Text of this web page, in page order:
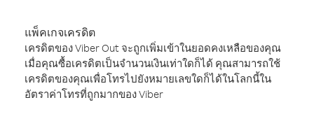
แพ็คเกจเครดิต
เครดิตของ Viber Out จะถูกเพิ่มเข้าในยอดคงเหลือของคุณ
เมื่อคุณซื้อเครดิตเป็นจำนวนเงินเท่าใดก็ได้ คุณสามารถใช้
เครดิตของคุณเพื่อโทรไปยังหมายเลขใดก็ได้ในโลกนี้ใน
อัตราค่าโทรที่ถูกมากของ Viber